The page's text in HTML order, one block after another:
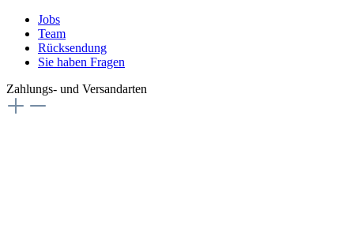
Jobs
Team
Rücksendung
Sie haben Fragen
Zahlungs- und Versandarten